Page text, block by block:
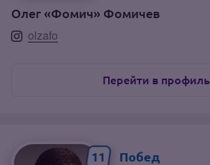
Олег «Фомич» Фомичев
olzafo
Перейти в профиль
11